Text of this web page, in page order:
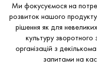
Ми фокусуємося на
розвиток нашого
рішення як для
культуру зворотного
організацій з
запитами на